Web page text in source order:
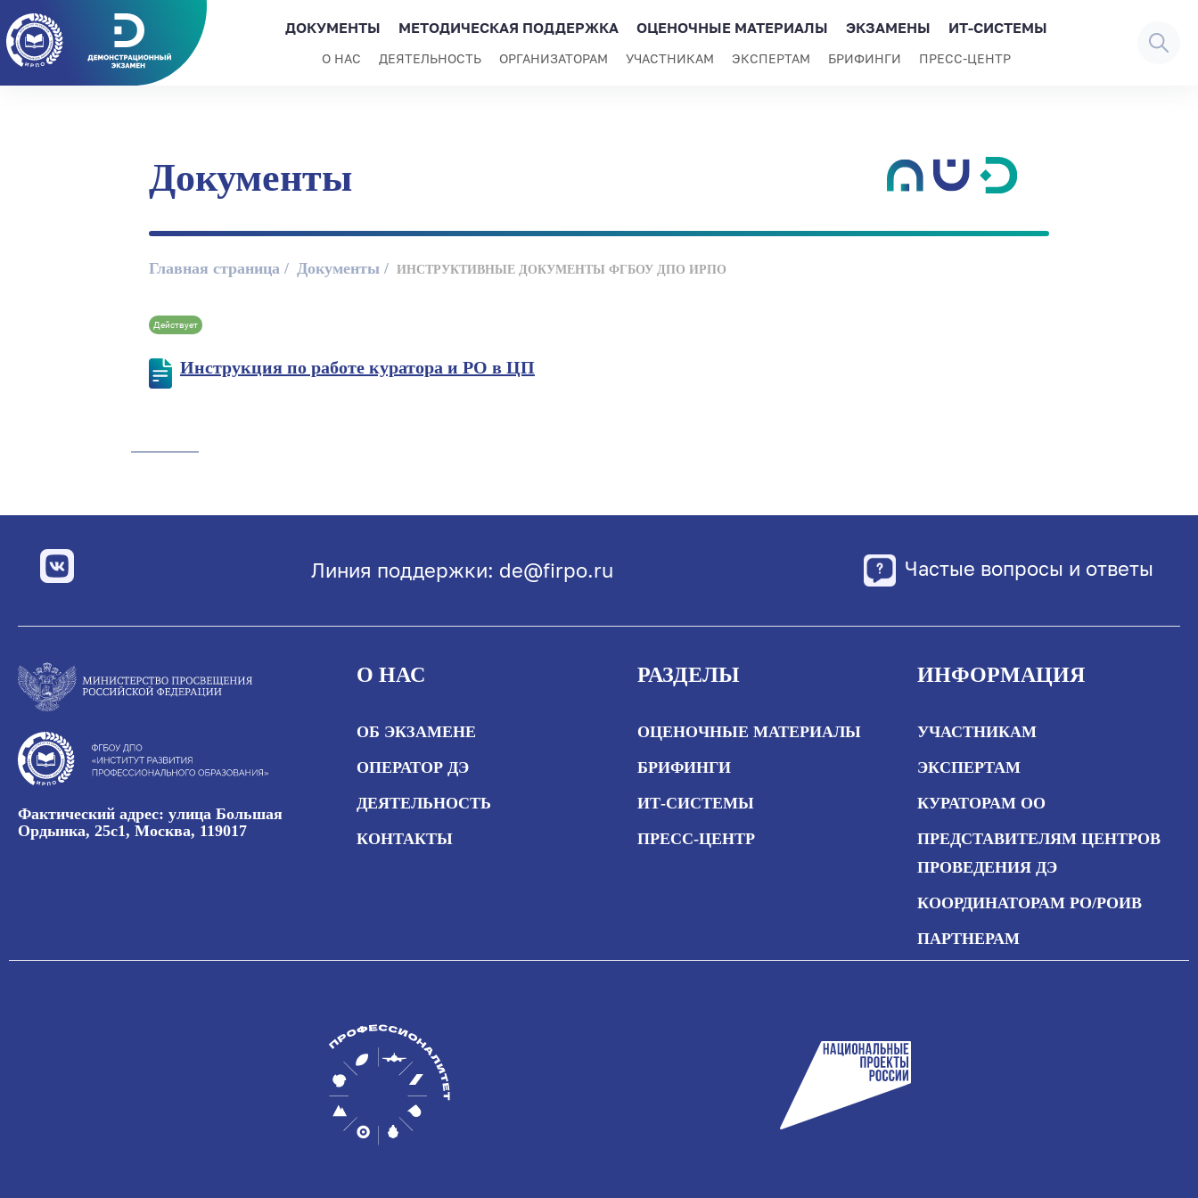
ДОКУМЕНТЫ МЕТОДИЧЕСКАЯ ПОДДЕРЖКА ОЦЕНОЧНЫЕ МАТЕРИАЛЫ ЭКЗАМЕНЫ ИТ-СИСТЕМЫ
О НАС ДЕЯТЕЛЬНОСТЬ ОРГАНИЗАТОРАМ УЧАСТНИКАМ ЭКСПЕРТАМ БРИФИНГИ ПРЕСС-ЦЕНТР
Документы
Главная страница Документы ИНСТРУКТИВНЫЕ ДОКУМЕНТЫ ФГБОУ ДПО ИРПО
Действует
Инструкция по работе куратора и РО в ЦП
Линия поддержки: de@firpo.ru Частые вопросы и ответы
Фактический адрес: улица Большая
Ордынка, 25с1, Москва, 119017
О НАС
ОБ ЭКЗАМЕНЕ
ОПЕРАТОР ДЭ
ДЕЯТЕЛЬНОСТЬ
КОНТАКТЫ
РАЗДЕЛЫ
ОЦЕНОЧНЫЕ МАТЕРИАЛЫ
БРИФИНГИ
ИТ-СИСТЕМЫ
ПРЕСС-ЦЕНТР
ИНФОРМАЦИЯ
УЧАСТНИКАМ
ЭКСПЕРТАМ
КУРАТОРАМ ОО
ПРЕДСТАВИТЕЛЯМ ЦЕНТРОВ
ПРОВЕДЕНИЯ ДЭ
КООРДИНАТОРАМ РО/РОИВ
ПАРТНЕРАМ